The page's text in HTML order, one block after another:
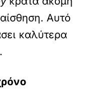
Αυτό
καλύτερα